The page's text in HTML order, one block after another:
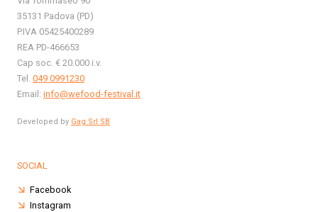
35131 Padova (PD)
P.IVA 05425400289
REA PD-466653
Cap soc. € 20.000 i.v.
Tel. 049 0991230
Email: info@wefood-festival.it
Developed by Gag Srl SB
SOCIAL
Facebook
Instagram